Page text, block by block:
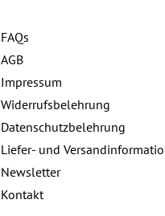
FAQs
AGB
Impressum
Widerrufsbelehrung
Datenschutzbelehrung
Liefer- und
Newsletter
Kontakt